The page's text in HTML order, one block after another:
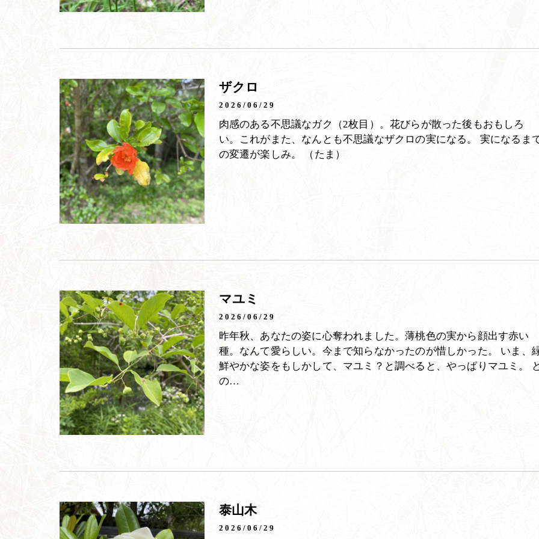
ザクロ
2026/06/29
肉感のある不思議なガク（2枚目）。花びらが散った後もおもしろ
い。これがまた、なんとも不思議なザクロの実になる。 実になるま
の変遷が楽しみ。 （たま）
マユミ
2026/06/29
昨年秋、あなたの姿に心奪われました。薄桃色の実から顔出す赤い
種。なんて愛らしい。今まで知らなかったのが惜しかった。 いま、
鮮やかな姿をもしかして、マユミ？と調べると、やっぱりマユミ。
の…
泰山木
2026/06/29